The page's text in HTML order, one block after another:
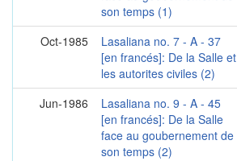
son temps (1)
Oct-1985
Lasaliana no. 7 - A - 37
[en francés]: De la Salle et
les autorites civiles (2)
Jun-1986
Lasaliana no. 9 - A - 45
[en francés]: De la Salle
face au goubernement de
son temps (2)